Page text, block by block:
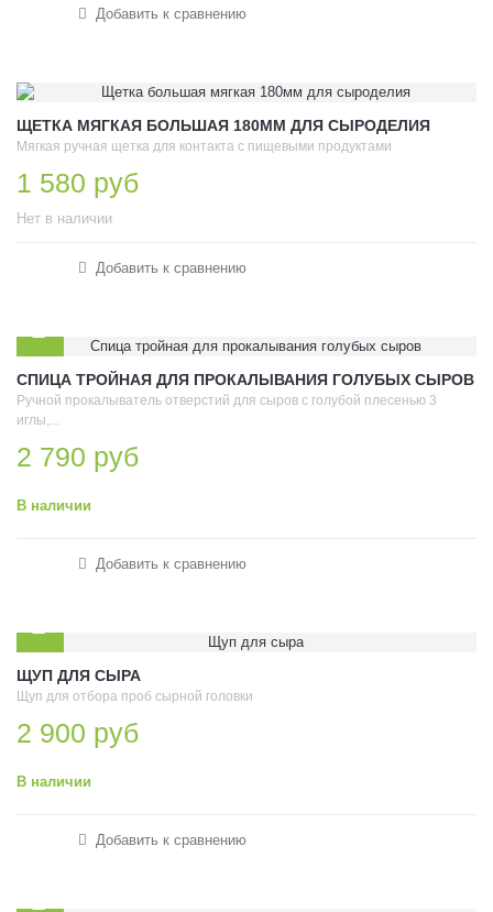
Добавить к сравнению
ЩЕТКА МЯГКАЯ БОЛЬШАЯ 180ММ ДЛЯ СЫРОДЕЛИЯ
Мягкая ручная щетка для контакта с пищевыми продуктами
1 580 руб
Нет в наличии
Добавить к сравнению
СПИЦА ТРОЙНАЯ ДЛЯ ПРОКАЛЫВАНИЯ ГОЛУБЫХ СЫРОВ
Ручной прокалыватель отверстий для сыров с голубой плесенью 3
иглы,...
2 790 руб
В наличии
Добавить к сравнению
ЩУП ДЛЯ СЫРА
Щуп для отбора проб сырной головки
2 900 руб
В наличии
Добавить к сравнению